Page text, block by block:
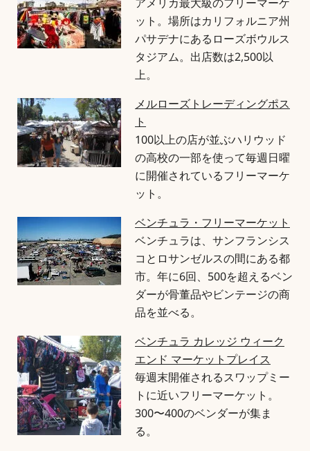
アメリカ最大級のフリーマーケ
ット。場所はカリフォルニア州
パサデナにあるローズボウルス
タジアム。出店数は2,500以
上。
メルローズトレーディングポス
ト
100以上の店が並ぶハリウッド
の高校の一部を使って毎週日曜
に開催されているフリーマーケ
ット。
ベンチュラ・フリーマーケット
ベンチュラは、サンフランシス
コとロサンゼルスの間にある都
市。年に6回、500を超えるベン
ダーが骨董品やビンテージの商
品を並べる。
ベンチュラ カレッジ ウィーク
エンド マーケットプレイス
毎週末開催されるスワップミー
トに近いフリーマーケット。
300〜400のベンダーが集ま
る。